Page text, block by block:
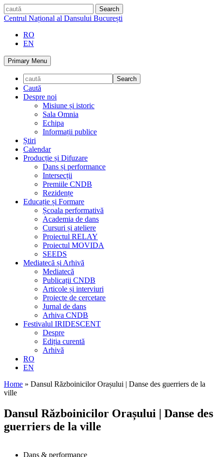
Skip
to
caută
Centrul Național al Dansului București
RO
EN
Primary Menu
Caută
Despre noi
Misiune și istoric
Sala Omnia
Echipa
Informații publice
Știri
Calendar
Producție și Difuzare
Dans și performance
Intersecții
Premiile CNDB
Rezidențe
Educație și Formare
Școala performativă
Academia de dans
Cursuri și ateliere
Proiectul RELAY
Proiectul MOVIDA
SEEDS
Mediatecă și Arhivă
Mediatecă
Publicații CNDB
Articole și interviuri
Proiecte de cercetare
Jurnal de dans
Arhiva CNDB
Festivalul IRIDESCENT
Despre
Ediția curentă
Arhivă
RO
EN
Home » Dansul Războinicilor Orașului | Danse des guerriers de la
ville
Dansul Războinicilor Orașului | Danse des
guerriers de la ville
Dans & performance